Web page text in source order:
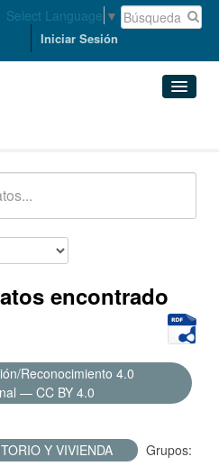
Select Language ▼
Iniciar Sesión
encontrado
Reconocimiento 4.0
— CC BY 4.0
Y VIVIENDA
Grupos: